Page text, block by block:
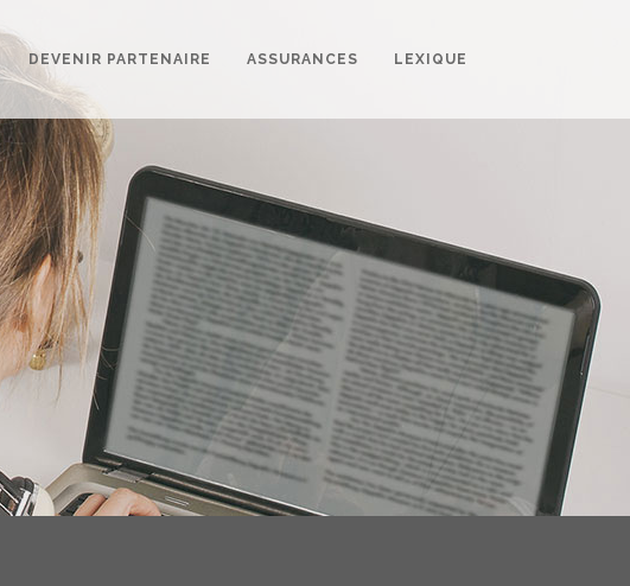
DEVENIR PARTENAIRE ASSURANCES LEXIQUE